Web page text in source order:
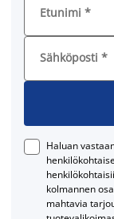
Etunimi *
Sähköposti *
Haluan
kolmannen
mahtavia